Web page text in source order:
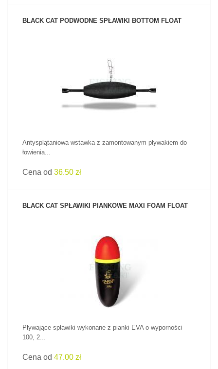
BLACK CAT PODWODNE SPŁAWIKI BOTTOM FLOAT
ZOBACZ PRODUKT
Antysplątaniowa wstawka z zamontowanym pływakiem do
łowienia...
Cena od 36.50 zł
BLACK CAT SPŁAWIKI PIANKOWE MAXI FOAM FLOAT
ZOBACZ PRODUKT
Pływające spławiki wykonane z pianki EVA o wyporności
100, 2...
Cena od 47.00 zł